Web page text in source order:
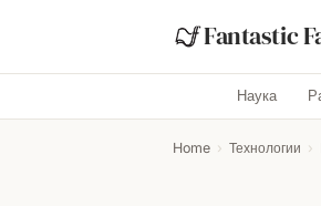
Fantastic
Наука
Home › Технологии ›